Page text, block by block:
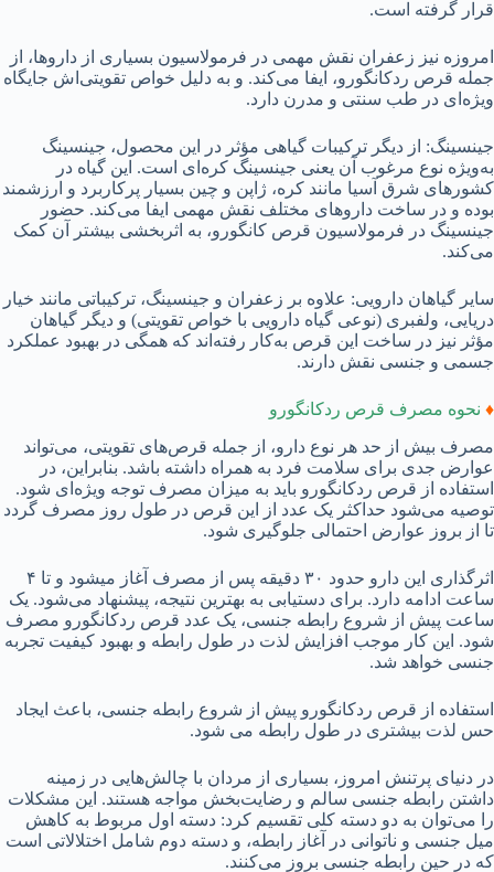
قرار گرفته است.
امروزه نیز زعفران نقش مهمی در فرمولاسیون بسیاری از داروها، از
جمله قرص ردکانگورو، ایفا می‌کند. و به دلیل خواص تقویتی‌اش جایگاه
ویژه‌ای در طب سنتی و مدرن دارد.
جینسینگ: از دیگر ترکیبات گیاهی مؤثر در این محصول، جینسینگ
به‌ویژه نوع مرغوب آن یعنی جینسینگ کره‌ای است. این گیاه در
کشورهای شرق آسیا مانند کره، ژاپن و چین بسیار پرکاربرد و ارزشمند
بوده و در ساخت داروهای مختلف نقش مهمی ایفا می‌کند. حضور
جینسینگ در فرمولاسیون قرص کانگورو، به اثربخشی بیشتر آن کمک
می‌کند.
سایر گیاهان دارویی: علاوه بر زعفران و جینسینگ، ترکیباتی مانند خیار
دریایی، ولفبری (نوعی گیاه دارویی با خواص تقویتی) و دیگر گیاهان
مؤثر نیز در ساخت این قرص به‌کار رفته‌اند که همگی در بهبود عملکرد
جسمی و جنسی نقش دارند.
♦ نحوه مصرف قرص ردکانگورو
مصرف بیش از حد هر نوع دارو، از جمله قرص‌های تقویتی، می‌تواند
عوارض جدی برای سلامت فرد به همراه داشته باشد. بنابراین، در
استفاده از قرص ردکانگورو باید به میزان مصرف توجه ویژه‌ای شود.
توصیه می‌شود حداکثر یک عدد از این قرص در طول روز مصرف گردد
تا از بروز عوارض احتمالی جلوگیری شود.
اثرگذاری این دارو حدود ۳۰ دقیقه پس از مصرف آغاز میشود و تا ۴
ساعت ادامه دارد. برای دستیابی به بهترین نتیجه، پیشنهاد می‌شود. یک
ساعت پیش از شروع رابطه جنسی، یک عدد قرص ردکانگورو مصرف
شود. این کار موجب افزایش لذت در طول رابطه و بهبود کیفیت تجربه
جنسی خواهد شد.
استفاده از قرص ردکانگورو پیش از شروع رابطه جنسی، باعث ایجاد
حس لذت بیشتری در طول رابطه می شود.
در دنیای پرتنش امروز، بسیاری از مردان با چالش‌هایی در زمینه
داشتن رابطه جنسی سالم و رضایت‌بخش مواجه هستند. این مشکلات
را می‌توان به دو دسته کلی تقسیم کرد: دسته اول مربوط به کاهش
میل جنسی و ناتوانی در آغاز رابطه، و دسته دوم شامل اختلالاتی است
که در حین رابطه جنسی بروز می‌کنند.